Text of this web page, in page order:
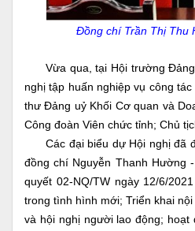
Đồng chí Trần Thị Thu
Vừa qua, tại Hội trường Đảng
nghị tập huấn nghiệp vụ công
thư Đảng uỷ Khối Cơ quan và
Công đoàn Viên chức tỉnh; Chủ
Các đại biểu dự Hội nghị đã
đồng chí Nguyễn Thanh Hường
quyết 02-NQ/TW ngày 12/6/
trong tình hình mới; Triển khai
và hội nghị người lao động;